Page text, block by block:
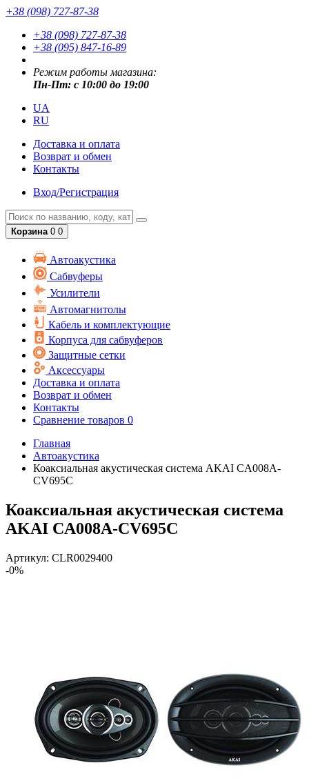
+38 (098) 727-87-38
+38 (098) 727-87-38
+38 (095) 847-16-89
Режим работы магазина:
Пн-Пт: с 10:00 до 19:00
UA
RU
Доставка и оплата
Возврат и обмен
Контакты
Вход/Регистрация
Корзина 0 0
Автоакустика
Сабвуферы
Усилители
Автомагнитолы
Кабель и комплектующие
Корпуса для сабвуферов
Защитные сетки
Аксессуары
Доставка и оплата
Возврат и обмен
Контакты
Сравнение товаров 0
Главная
Автоакустика
Коаксиальная акустическая система AKAI CA008A-
CV695C
Коаксиальная акустическая система
AKAI CA008A-CV695C
Артикул: CLR0029400
-0%